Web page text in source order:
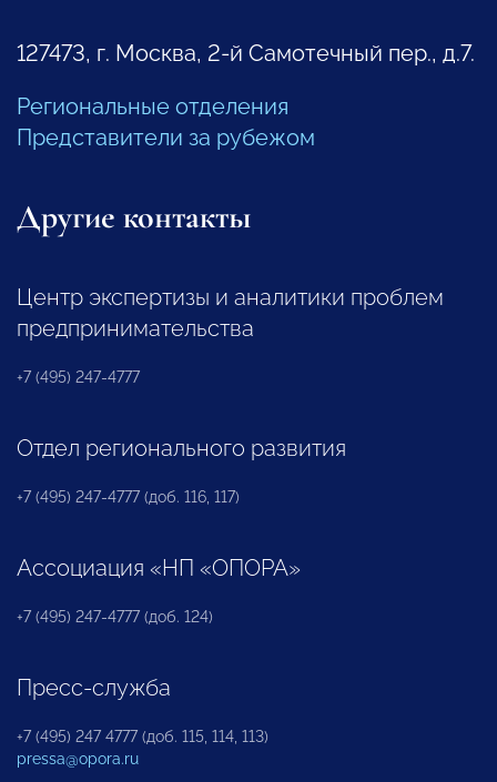
127473, г. Москва, 2-й Самотечный пер., д.7.
Региональные отделения
Представители за рубежом
Другие контакты
Центр экспертизы и аналитики проблем
предпринимательства
+7 (495) 247-4777
Отдел регионального развития
+7 (495) 247-4777 (доб. 116, 117)
Ассоциация «НП «ОПОРА»
+7 (495) 247-4777 (доб. 124)
Пресс-служба
+7 (495) 247 4777 (доб. 115, 114, 113)
pressa@opora.ru